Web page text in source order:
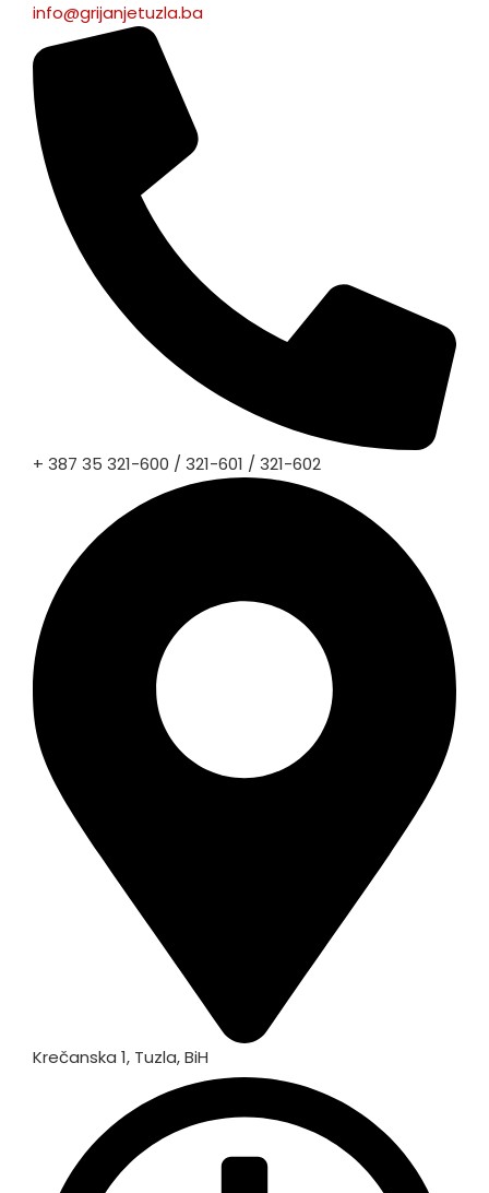
info@grijanjetuzla.ba
+ 387 35 321-600 / 321-601 / 321-602
Krečanska 1, Tuzla, BiH